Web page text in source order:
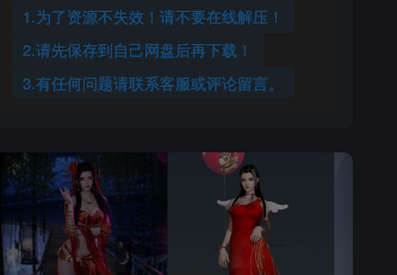
1.为了资源不失效！请不要在线解压！
2.请先保存到自己网盘后再下载！
3.有任何问题请联系客服或评论留言。